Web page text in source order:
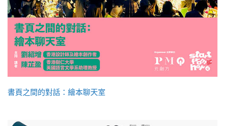
書頁之間的對話：繪本聊天室